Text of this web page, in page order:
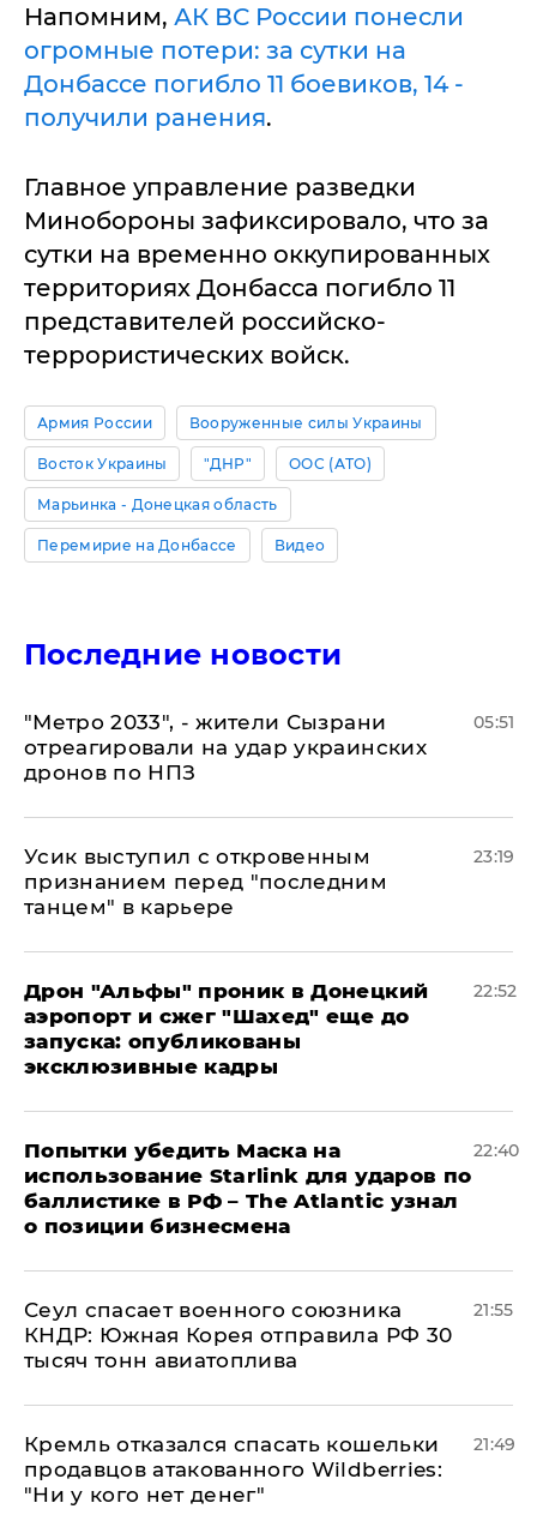
Напомним, АК ВС России понесли
огромные потери: за сутки на
Донбассе погибло 11 боевиков, 14 -
получили ранения.
Главное управление разведки
Минобороны зафиксировало, что за
сутки на временно оккупированных
территориях Донбасса погибло 11
представителей российско-
террористических войск.
Армия России Вооруженные силы Украины
Восток Украины "ДНР" ООС (АТО)
Марьинка - Донецкая область
Перемирие на Донбассе Видео
Последние новости
"Метро 2033", - жители Сызрани
отреагировали на удар украинских
дронов по НПЗ
05:51
Усик выступил с откровенным
признанием перед "последним
танцем" в карьере
23:19
Дрон "Альфы" проник в Донецкий
аэропорт и сжег "Шахед" еще до
запуска: опубликованы
эксклюзивные кадры
22:52
Попытки убедить Маска на
использование Starlink для ударов по
баллистике в РФ – The Atlantic узнал
о позиции бизнесмена
22:40
​Сеул спасает военного союзника
КНДР: Южная Корея отправила РФ 30
тысяч тонн авиатоплива
21:55
Кремль отказался спасать кошельки
продавцов атакованного Wildberries:
"Ни у кого нет денег"
21:49